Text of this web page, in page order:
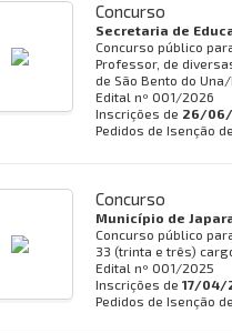
Concurso
Secretaria de
Concurso público
Professor, de
de São Bento do Una/
Edital nº 001/2026
Inscrições de 26/
Pedidos de Isenção de
Concurso
Município de
Concurso público
33 (trinta e três)
Edital nº 001/2025
Inscrições de 17/04/
Pedidos de Isenção de